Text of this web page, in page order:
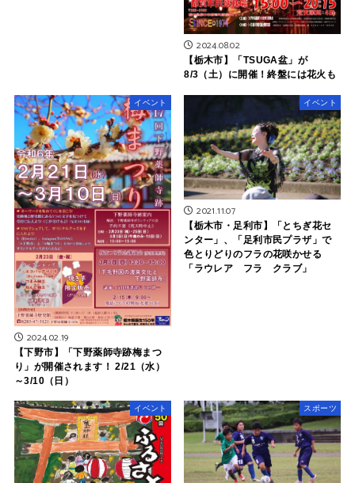
2024.08.02
【栃木市】「TSUGA盆」が
8/3（土）に開催！終盤には花火も
イベント
2024.02.19
【下野市】「下野薬師寺跡梅まつ
り」が開催されます！ 2/21（水）
～3/10（日）
イベント
2021.11.07
【栃木市・足利市】「とちぎ花セ
ンター」、「足利市民プラザ」で
色とりどりのフラの花咲かせる
「ラウレア フラ クラブ」
イベント スポーツ